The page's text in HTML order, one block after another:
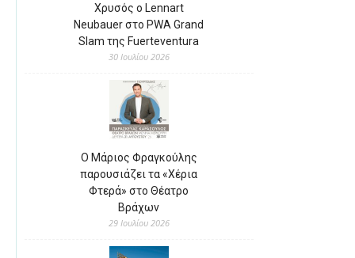
Χρυσός ο Lennart
Neubauer στο PWA Grand
Slam της Fuerteventura
30 Ιουλίου 2026
Ο Μάριος Φραγκούλης
παρουσιάζει τα «Χέρια
Φτερά» στο Θέατρο
Βράχων
29 Ιουλίου 2026